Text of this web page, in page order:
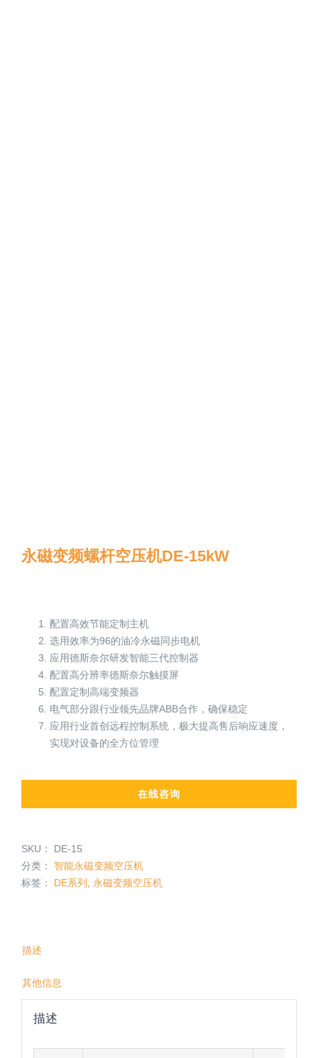
永磁变频螺杆空压机DE-15kW
配置高效节能定制主机
选用效率为96的油冷永磁同步电机
应用德斯奈尔研发智能三代控制器
配置高分辨率德斯奈尔触摸屏
配置定制高端变频器
电气部分跟行业领先品牌ABB合作，确保稳定
应用行业首创远程控制系统，极大提高售后响应速度，
实现对设备的全方位管理
在线咨询
SKU： DE-15
分类： 智能永磁变频空压机
标签： DE系列 永磁变频空压机
描述
其他信息
描述